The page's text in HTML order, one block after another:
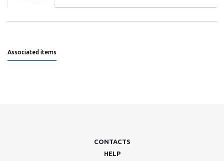
Associated items
CONTACTS
HELP